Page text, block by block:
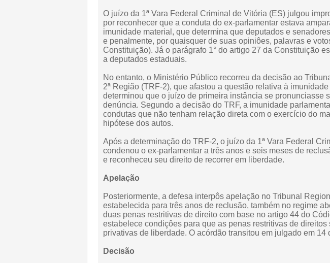
O juízo da 1ª Vara Federal Criminal de Vitória (ES) julgou
por reconhecer que a conduta do ex-parlamentar estava
imunidade material, que determina que deputados e
e penalmente, por quaisquer de suas opiniôes, palavras e
Constituição). Já o parágrafo 1° do artigo 27 da Constituição
a deputados estaduais.
No entanto, o Ministério Público recorreu da decisão ao
2ª Região (TRF-2), que afastou a questão relativa à
determinou que o juízo de primeira instância se pronunciasse
denúncia. Segundo a decisão do TRF, a imunidade
condutas que não tenham relação direta com o exercício do
hipótese dos autos.
Após a determinação do TRF-2, o juízo da 1ª Vara Federal
condenou o ex-parlamentar a três anos e seis meses de
e reconheceu seu direito de recorrer em liberdade.
Apelação
Posteriormente, a defesa interpôs apelação no Tribunal
estabelecida para três anos de reclusão, também no regime
duas penas restritivas de direito com base no artigo 44 do
estabelece condiçôes para que as penas restritivas de direitos
privativas de liberdade. O acórdão transitou em julgado em 14
Decisão